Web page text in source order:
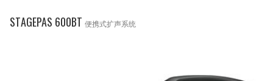
STAGEPAS 600BT 便携式扩声系统